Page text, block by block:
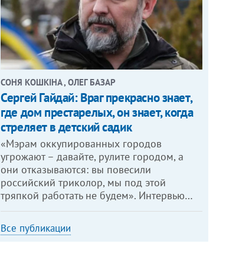
СОНЯ КОШКІНА , ОЛЕГ БАЗАР
Сергей Гайдай: Враг прекрасно знает,
где дом престарелых, он знает, когда
стреляет в детский садик
«Мэрам оккупированных городов
угрожают – давайте, рулите городом, а
они отказываются: вы повесили
российский триколор, мы под этой
тряпкой работать не будем». Интервью…
Все публикации